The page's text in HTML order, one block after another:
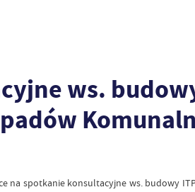
ws.
na spotkanie konsultacyjne ws. budowy